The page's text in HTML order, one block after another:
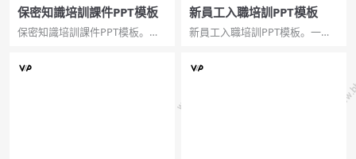
保密知識培訓課件PPT模板
保密知識培訓課件PPT模板。秘
密、日常保密注意事項。...
新員工入職培訓PPT模板
新員工入職培訓PPT模板。一套
播放，非常實用。...